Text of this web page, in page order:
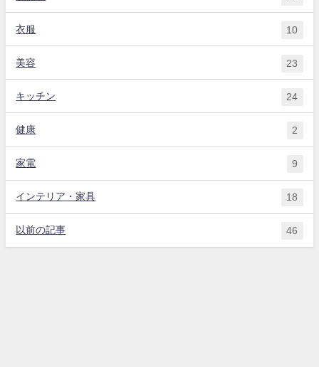
衣服 10
美容 23
キッチン 24
健康 2
家電 9
インテリア・家具 18
以前の記事 46